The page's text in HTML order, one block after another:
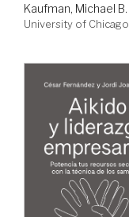
Kaufman, Michael B.
University of